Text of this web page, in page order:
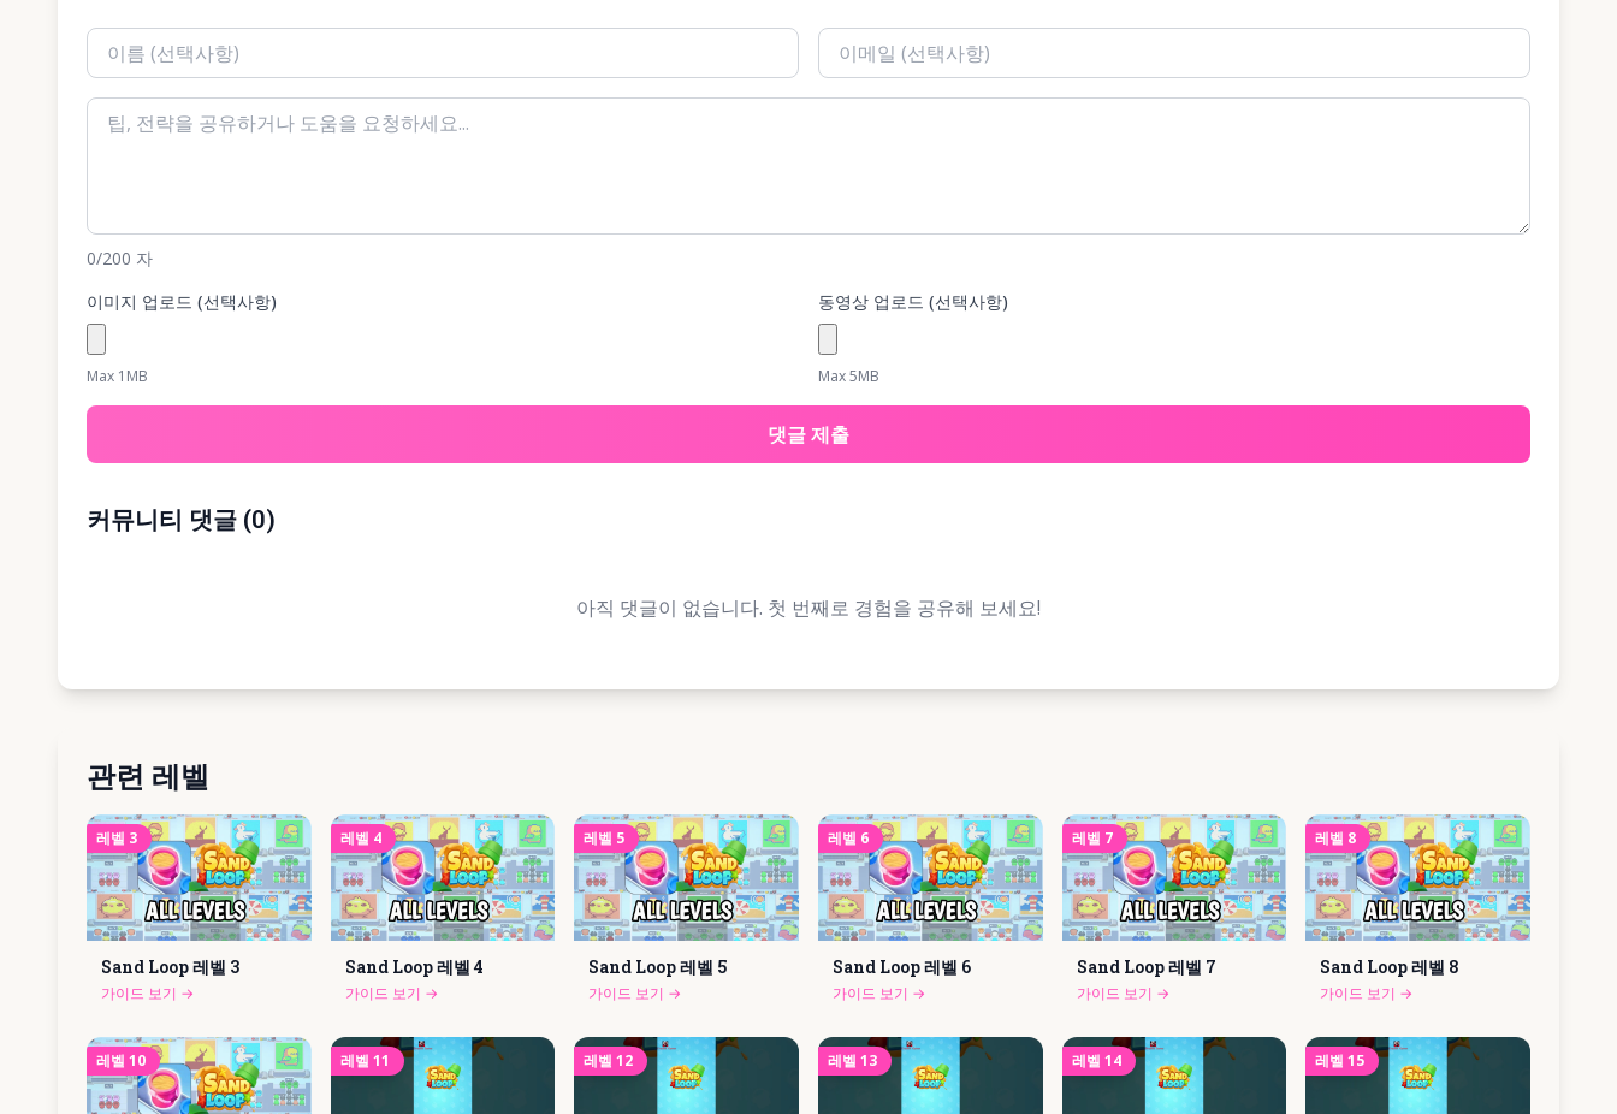
0/200 자
이미지 업로드 (선택사항)
Max 1MB
동영상 업로드 (선택사항)
Max 5MB
댓글 제출
커뮤니티 댓글 (0)
아직 댓글이 없습니다. 첫 번째로 경험을 공유해 보세요!
관련 레벨
레벨 3
Sand Loop 레벨 3
가이드 보기 →
레벨 4
Sand Loop 레벨4
가이드 보기 →
레벨 5
Sand Loop 레벨 5
가이드 보기 →
레벨 6
Sand Loop 레벨 6
가이드 보기 →
레벨 7
Sand Loop 레벨 7
가이드 보기 →
레벨 8
Sand Loop 레벨 8
가이드 보기 →
레벨 10 레벨 11 레벨 12 레벨 13 레벨 14 레벨 15